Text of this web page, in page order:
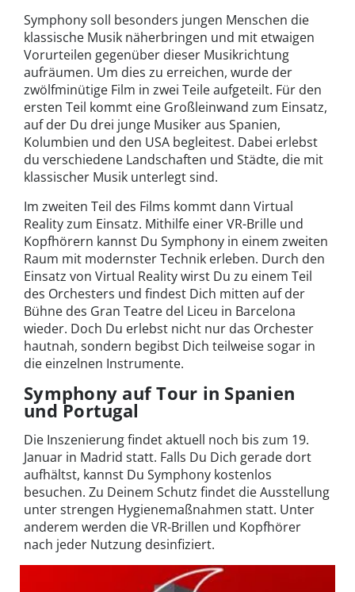
Symphony soll besonders jungen Menschen die
klassische Musik näherbringen und mit etwaigen
Vorurteilen gegenüber dieser Musikrichtung
aufräumen. Um dies zu erreichen, wurde der
zwölfminütige Film in zwei Teile aufgeteilt. Für den
ersten Teil kommt eine Großleinwand zum Einsatz,
auf der Du drei junge Musiker aus Spanien,
Kolumbien und den USA begleitest. Dabei erlebst
du verschiedene Landschaften und Städte, die mit
klassischer Musik unterlegt sind.
Im zweiten Teil des Films kommt dann Virtual
Reality zum Einsatz. Mithilfe einer VR-Brille und
Kopfhörern kannst Du Symphony in einem zweiten
Raum mit modernster Technik erleben. Durch den
Einsatz von Virtual Reality wirst Du zu einem Teil
des Orchesters und findest Dich mitten auf der
Bühne des Gran Teatre del Liceu in Barcelona
wieder. Doch Du erlebst nicht nur das Orchester
hautnah, sondern begibst Dich teilweise sogar in
die einzelnen Instrumente.
Symphony auf Tour in Spanien
und Portugal
Die Inszenierung findet aktuell noch bis zum 19.
Januar in Madrid statt. Falls Du Dich gerade dort
aufhältst, kannst Du Symphony kostenlos
besuchen. Zu Deinem Schutz findet die Ausstellung
unter strengen Hygienemaßnahmen statt. Unter
anderem werden die VR-Brillen und Kopfhörer
nach jeder Nutzung desinfiziert.